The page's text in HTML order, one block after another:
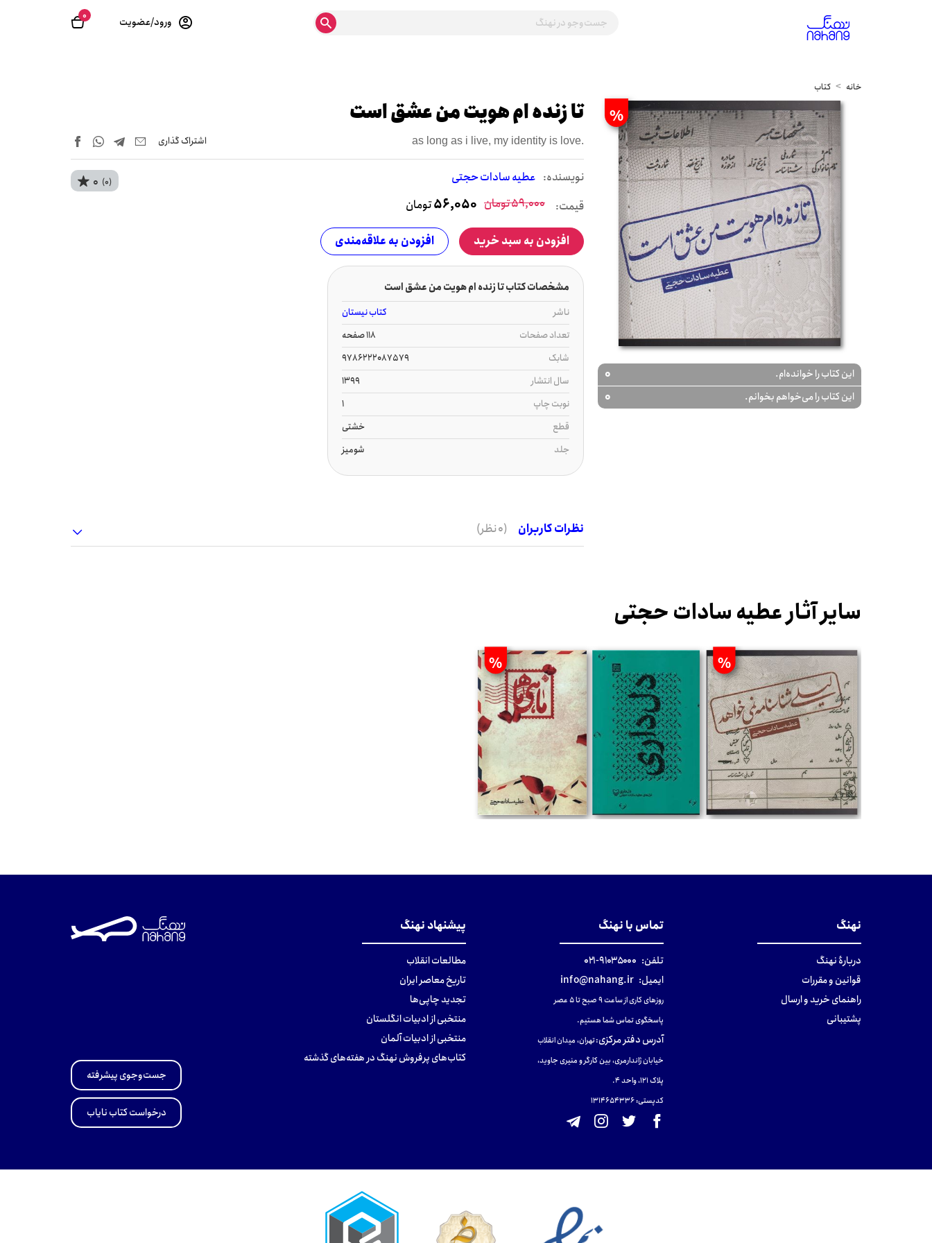
0 ورود/عضویت
خانه کتاب
%
این کتاب را خوانده‌ام. 0
این کتاب را می‌خواهم بخوانم. 0
تا زنده ام هویت من عشق است
as long as i live, my identity is love. اشتراک‌ گذاری
نويسنده: عطیه سادات حجتی 0 (0)
قیمت: 59,000تومان 56,050تومان
افزودن به سبد خرید افزودن به علاقه‌مندی
مشخصات کتاب تا زنده ام هویت من عشق است
ناشر
کتاب نیستان
تعداد صفحات
118 صفحه
شابک
9786222087579
سال انتشار
1399
نوبت چاپ
1
قطع
خشتی
جلد
شومیز
نظرات کاربران (0 نظر)
سایر آثار عطیه سادات حجتی
%
%
نهنگ
دربارهٔ نهنگ
قوانین و مقررات
راهنمای خرید و ارسال
پشتیبانی
تماس با نهنگ
تلفن: ۹۱۰۳۵۰۰۰-۰۲۱
ایمیل: info@nahang.ir
روزهای کاری از ساعت ۹ صبح تا ۵ عصر
پاسخگوی تماس شما هستیم.
آدرس دفتر مرکزی:تهران، میدان انقلاب
خیابان ژاندارمری، بین کارگر و منیری جاوید،
پلاک 121، واحد ۴.
کدپستی: 131465433۶
پیشنهاد نهنگ
مطالعات انقلاب
تاریخ معاصر ایران
تجدید چاپی‌ها
منتخبی از ادبیات انگلستان
منتخبی از ادبیات آلمان
کتاب‌های پرفروش نهنگ در هفته‌های گذشته
جست‌وجوی پیشرفته
درخواست کتاب نایاب